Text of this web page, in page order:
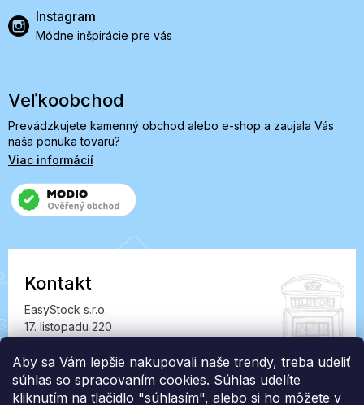
Aby sa Vám lepšie nakupovali naše trendy, treba udeliť
súhlas so spracovaním cookies. Súhlas udelíte
kliknutím na tlačidlo "súhlasím", alebo si ho môžete v
Instagram
Módne inšpirácie pre vás
Veľkoobchod
Prevádzkujete kamenný obchod alebo e-shop a zaujala Vás
naša ponuka tovaru?
Viac informácií
Kontakt
EasyStock s.r.o.
17. listopadu 220
IČ: 07727402, DIČ: CZ07727402
info@londonclub.sk